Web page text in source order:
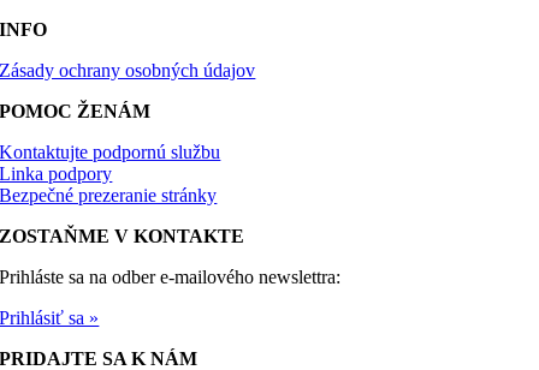
INFO
Zásady ochrany osobných údajov
POMOC ŽENÁM
Kontaktujte podpornú službu
Linka podpory
Bezpečné prezeranie stránky
ZOSTAŇME V KONTAKTE
Prihláste sa na odber e-mailového newslettra:
Prihlásiť sa »
PRIDAJTE SA K NÁM